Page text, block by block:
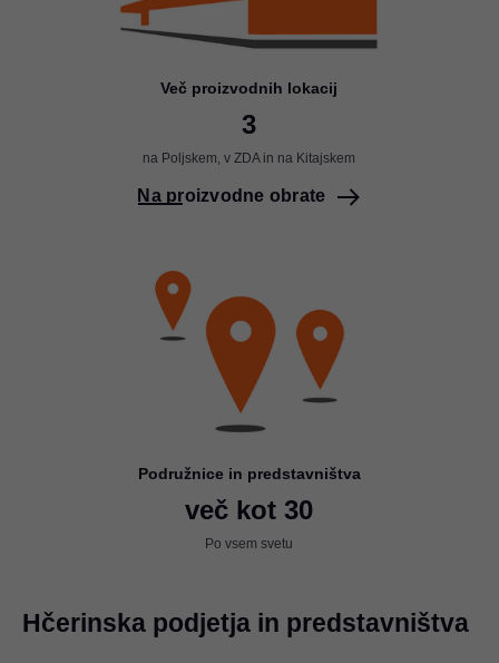
Več proizvodnih lokacij
3
na Poljskem, v ZDA in na Kitajskem
Na proizvodne obrate
Podružnice in predstavništva
več kot 30
Po vsem svetu
Hčerinska podjetja in predstavništva